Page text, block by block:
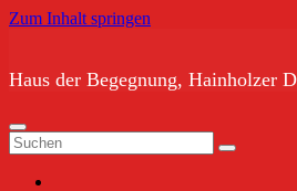
Zum Inhalt springen
Haus der Begegnung, Hainholzer